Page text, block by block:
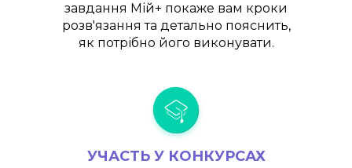
завдання Мій+ покаже вам кроки
розв'язання та детально пояснить,
як потрібно його виконувати.
УЧАСТЬ У КОНКУРСАХ